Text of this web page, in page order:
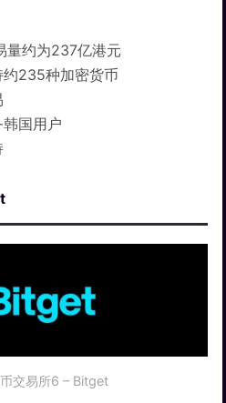
量约为237亿港元
235种加密货币
国用户
交易所6 – Bitget